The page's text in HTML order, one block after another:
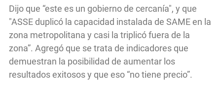
Dijo que “este es un gobierno de cercanía", y que
"ASSE duplicó la capacidad instalada de SAME en la
zona metropolitana y casi la triplicó fuera de la
zona”. Agregó que se trata de indicadores que
demuestran la posibilidad de aumentar los
resultados exitosos y que eso “no tiene precio”.